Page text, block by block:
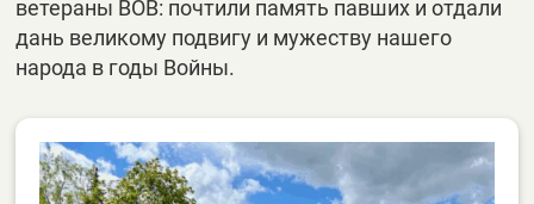
ветераны ВОВ: почтили память павших и отдали
дань великому подвигу и мужеству нашего
народа в годы Войны.